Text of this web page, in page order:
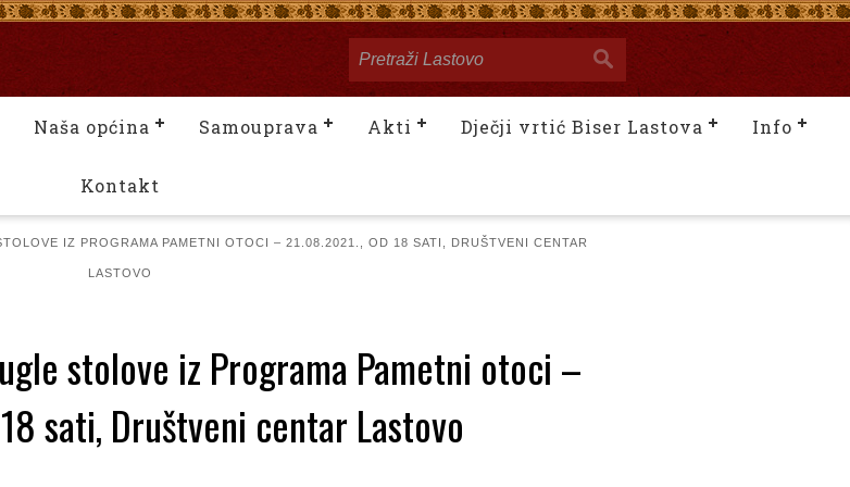
Naša općina Samouprava Akti Dječji vrtić Biser Lastova Info
Kontakt
IZ PROGRAMA PAMETNI OTOCI – 21.08.2021., OD 18 SATI, DRUŠTVENI CENTAR
LASTOVO
stolove iz Programa Pametni otoci –
sati, Društveni centar Lastovo